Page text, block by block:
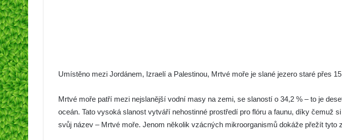
Umístěno mezi Jordánem, Izraelí a Palestinou, Mrtvé moře je slané jezero staré přes
Mrtvé moře patří mezi nejslanější vodní masy na zemi, se slaností o 34,2 % – to je
oceán. Tato vysoká slanost vytváří nehostinné prostředí pro flóru a faunu, díky čemuž
svůj název – Mrtvé moře. Jenom několik vzácných mikroorganismů dokáže přežít tyto